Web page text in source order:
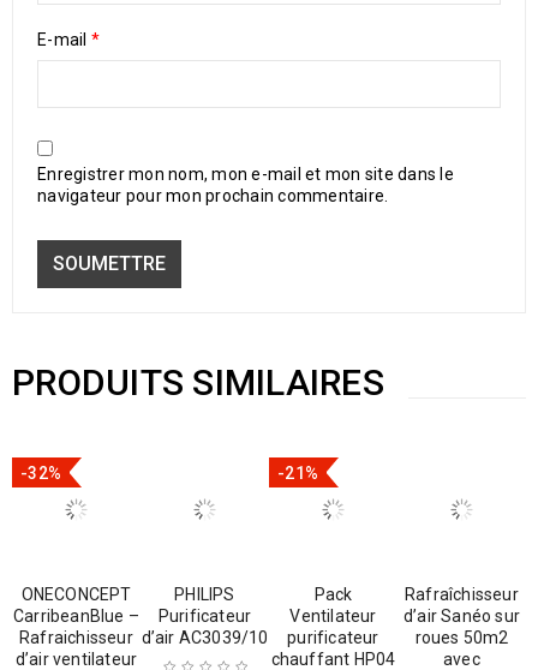
E-mail *
Enregistrer mon nom, mon e-mail et mon site dans le
navigateur pour mon prochain commentaire.
PRODUITS SIMILAIRES
-32%
ONECONCEPT
CarribeanBlue –
Rafraichisseur
d’air ventilateur
PHILIPS
Purificateur
d’air AC3039/10
-21%
Pack
Ventilateur
purificateur
chauffant HP04
Rafraîchisseur
d’air Sanéo sur
roues 50m2
avec